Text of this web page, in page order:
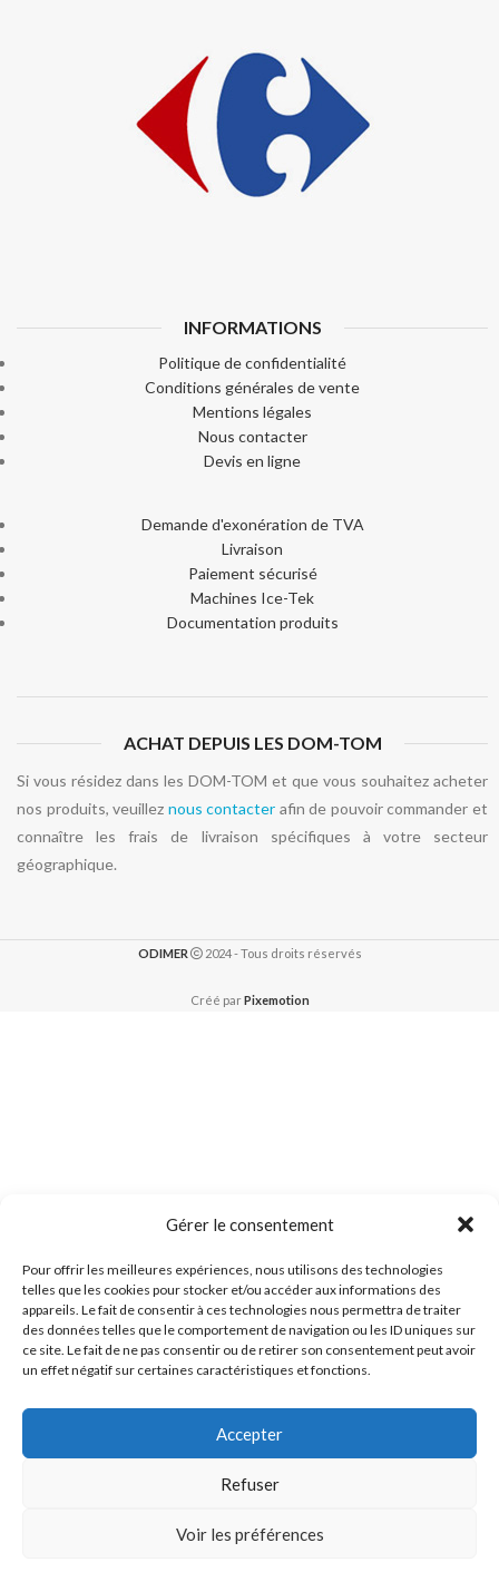
Gérer le consentement
Pour offrir les meilleures expériences, nous utilisons des technologies
telles que les cookies pour stocker et/ou accéder aux informations des
appareils. Le fait de consentir à ces technologies nous permettra de traiter
des données telles que le comportement de navigation ou les ID uniques sur
ce site. Le fait de ne pas consentir ou de retirer son consentement peut avoir
un effet négatif sur certaines caractéristiques et fonctions.
Accepter
Refuser
Voir les préférences
INFORMATIONS
Politique de confidentialité
Conditions générales de vente
Mentions légales
Nous contacter
Devis en ligne
Demande d'exonération de TVA
Livraison
Paiement sécurisé
Machines Ice-Tek
Documentation produits
ACHAT DEPUIS LES DOM-TOM
Si vous résidez dans les DOM-TOM et que vous souhaitez acheter
nos produits, veuillez nous contacter afin de pouvoir commander et
connaître les frais de livraison spécifiques à votre secteur
géographique.
ODIMER 2024 - Tous droits réservés
Créé parPixemotion